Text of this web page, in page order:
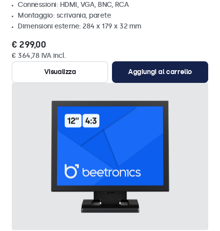
Connessioni: HDMI, VGA, BNC, RCA
Montaggio: scrivania, parete
Dimensioni esterne: 284 x 179 x 32 mm
€ 299,00
€ 364,78 IVA incl.
Visualizza
Aggiungi al carrello